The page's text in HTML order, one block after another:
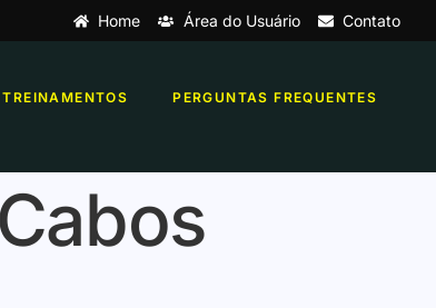
Home Área do Usuário Contato
TREINAMENTOS PERGUNTAS FREQUENTES